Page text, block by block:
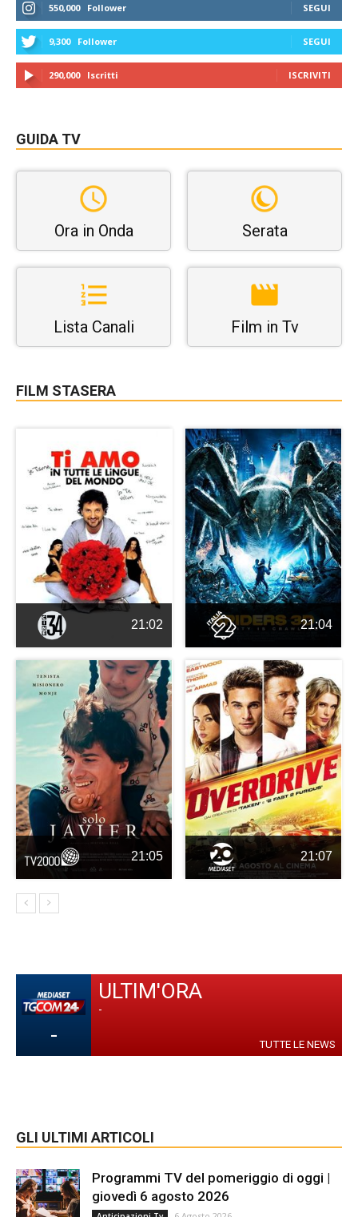
550,000 Follower SEGUI
9,300 Follower SEGUI
290,000 Iscritti ISCRIVITI
GUIDA TV
Ora in Onda Serata
Lista Canali Film in Tv
FILM STASERA
21:02 21:04
21:05 21:07
-
ULTIM'ORA
-
TUTTE LE NEWS
GLI ULTIMI ARTICOLI
Programmi TV del pomeriggio di oggi |
giovedì 6 agosto 2026